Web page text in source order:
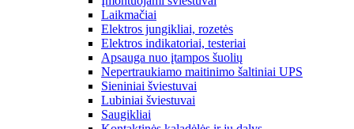
Laikmačiai
Elektros jungikliai, rozetės
Elektros indikatoriai, testeriai
Apsauga nuo įtampos šuolių
Nepertraukiamo maitinimo šaltiniai UPS
Sieniniai šviestuvai
Lubiniai šviestuvai
Saugikliai